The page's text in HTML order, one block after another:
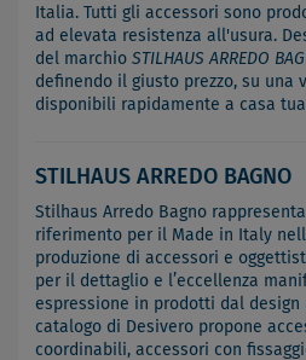
Italia. Tutti gli accessori sono
ad elevata resistenza all'usura.
del marchio STILHAUS ARREDO
definendo il giusto prezzo, su una
disponibili rapidamente a casa
STILHAUS ARREDO BAGNO
Stilhaus Arredo Bagno
riferimento per il Made in Italy
produzione di accessori e
per il dettaglio e l’eccellenza
espressione in prodotti dal design
catalogo di Desivero propone
coordinabili, accessori con